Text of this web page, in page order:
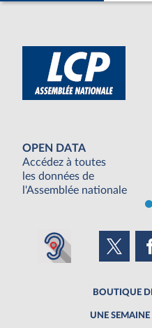
OPEN DATA
Accédez à toutes
les données de
l'Assemblée nationale
BOUTIQUE
UNE SEMAINE